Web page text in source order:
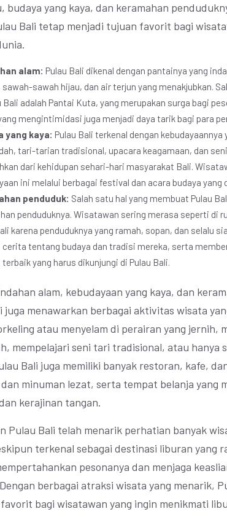
budaya yang kaya, dan keramahan
Bali tetap menjadi tujuan favorit bagi
alam: Pulau Bali dikenal dengan pantainya yang
sawah-sawah hijau, dan air terjun yang menakjubkan.
Bali adalah Pantai Kuta, yang merupakan surga bagi
mengintimidasi juga menjadi daya tarik bagi para
yang kaya: Pulau Bali terkenal dengan kebudayaannya
tari-tarian tradisional, upacara keagamaan, dan
dari kehidupan sehari-hari masyarakat Bali.
ini melalui berbagai festival dan acara budaya yang
penduduk: Salah satu hal yang membuat Pulau
penduduknya. Wisatawan sering merasa seperti di
karena penduduknya yang ramah, sopan, dan selalu
cerita tentang budaya dan tradisi mereka, serta
yang harus dikunjungi di Pulau Bali.
alam, kebudayaan yang kaya, dan
juga menawarkan berbagai aktivitas wisata
atau menyelam di perairan yang jernih,
mempelajari seni tari tradisional, atau hanya
Bali juga memiliki banyak restoran, kafe,
minuman lezat, serta tempat belanja yang
kerajinan tangan.
Pulau Bali telah menarik perhatian banyak
terkenal sebagai destinasi liburan yang
pesonanya dan menjaga
berbagai atraksi wisata yang menarik,
bagi wisatawan yang ingin menikmati